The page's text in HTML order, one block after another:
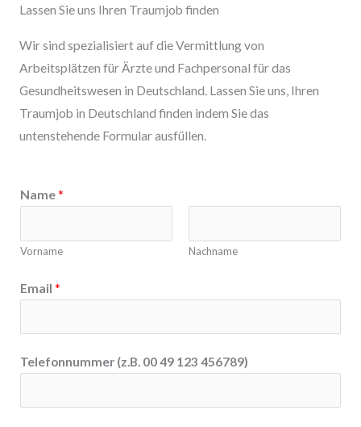
Lassen Sie uns Ihren Traumjob finden
Wir sind spezialisiert auf die Vermittlung von
Arbeitsplätzen für Ärzte und Fachpersonal für das
Gesundheitswesen in Deutschland. Lassen Sie uns, Ihren
Traumjob in Deutschland finden indem Sie das
untenstehende Formular ausfüllen.
Name*
Vorname Nachname
Email *
Telefonnummer (z.B. 00 49 123 456789)